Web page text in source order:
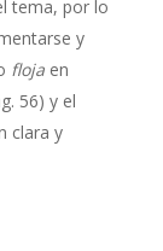
tema, por lo
y
flojaen
56) y el
clara y